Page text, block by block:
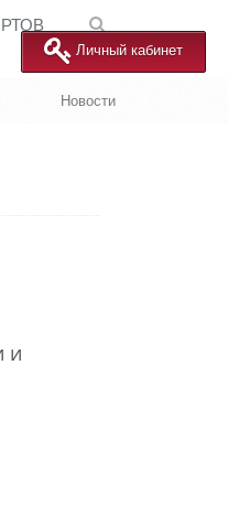
Новости
Личный кабинет
и